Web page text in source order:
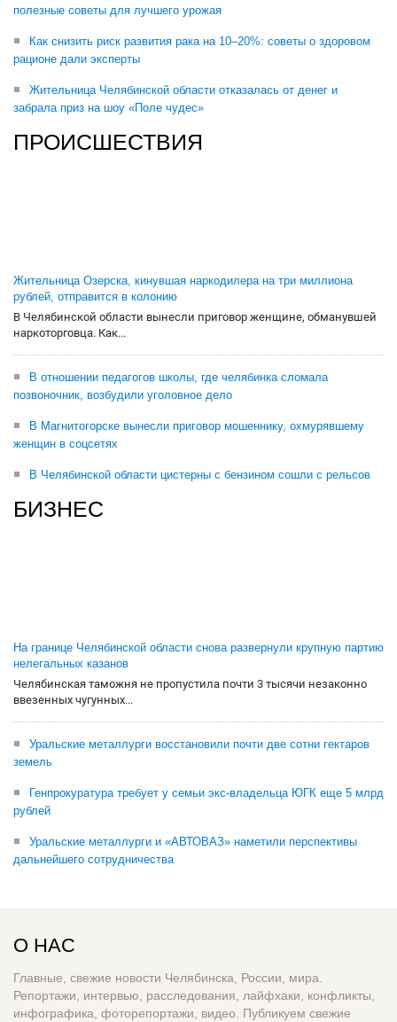
полезные советы для лучшего урожая
Как снизить риск развития рака на 10–20%: советы о здоровом
рационе дали эксперты
Жительница Челябинской области отказалась от денег и
забрала приз на шоу «Поле чудес»
ПРОИСШЕСТВИЯ
Жительница Озерска, кинувшая наркодилера на три миллиона
рублей, отправится в колонию
В Челябинской области вынесли приговор женщине, обманувшей
наркоторговца. Как...
В отношении педагогов школы, где челябинка сломала
позвоночник, возбудили уголовное дело
В Магнитогорске вынесли приговор мошеннику, охмурявшему
женщин в соцсетях
В Челябинской области цистерны с бензином сошли с рельсов
БИЗНЕС
На границе Челябинской области снова развернули крупную партию
нелегальных казанов
Челябинская таможня не пропустила почти 3 тысячи незаконно
ввезенных чугунных...
Уральские металлурги восстановили почти две сотни гектаров
земель
Генпрокуратура требует у семьи экс-владельца ЮГК еще 5 млрд
рублей
Уральские металлурги и «АВТОВАЗ» наметили перспективы
дальнейшего сотрудничества
О НАС
Главные, свежие новости Челябинска, России, мира.
Репортажи, интервью, расследования, лайфхаки, конфликты,
инфографика, фоторепортажи, видео. Публикуем свежие